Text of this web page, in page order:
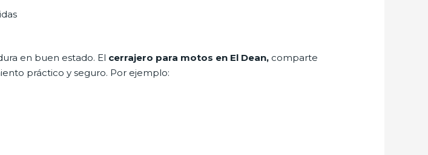
en buen estado. El cerrajero para motos en El Dean, comparte
práctico y seguro. Por ejemplo: